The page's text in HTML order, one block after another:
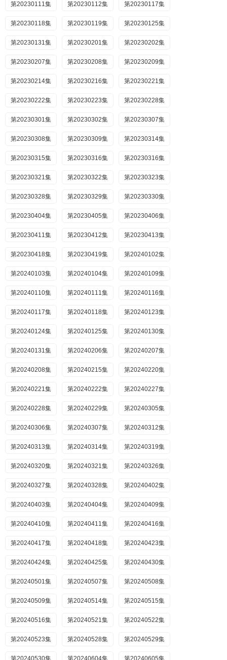
第20230111集 第20230112集 第20230117集
第20230118集 第20230119集 第20230125集
第20230131集 第20230201集 第20230202集
第20230207集 第20230208集 第20230209集
第20230214集 第20230216集 第20230221集
第20230222集 第20230223集 第20230228集
第20230301集 第20230302集 第20230307集
第20230308集 第20230309集 第20230314集
第20230315集 第20230316集 第20230316集
第20230321集 第20230322集 第20230323集
第20230328集 第20230329集 第20230330集
第20230404集 第20230405集 第20230406集
第20230411集 第20230412集 第20230413集
第20230418集 第20230419集 第20240102集
第20240103集 第20240104集 第20240109集
第20240110集 第20240111集 第20240116集
第20240117集 第20240118集 第20240123集
第20240124集 第20240125集 第20240130集
第20240131集 第20240206集 第20240207集
第20240208集 第20240215集 第20240220集
第20240221集 第20240222集 第20240227集
第20240228集 第20240229集 第20240305集
第20240306集 第20240307集 第20240312集
第20240313集 第20240314集 第20240319集
第20240320集 第20240321集 第20240326集
第20240327集 第20240328集 第20240402集
第20240403集 第20240404集 第20240409集
第20240410集 第20240411集 第20240416集
第20240417集 第20240418集 第20240423集
第20240424集 第20240425集 第20240430集
第20240501集 第20240507集 第20240508集
第20240509集 第20240514集 第20240515集
第20240516集 第20240521集 第20240522集
第20240523集 第20240528集 第20240529集
第20240530集 第20240604集 第20240605集